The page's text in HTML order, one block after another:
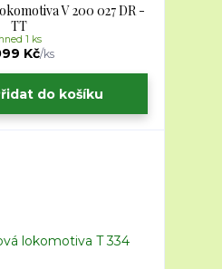
V 200 027 DR -
TT
Kč/ks
1 ks
do košíku